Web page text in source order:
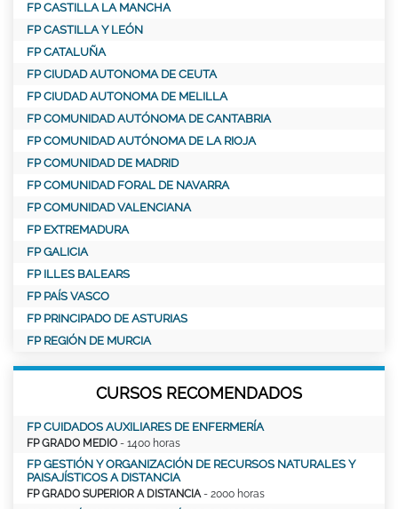
FP CASTILLA LA MANCHA
FP CASTILLA Y LEÓN
FP CATALUÑA
FP CIUDAD AUTONOMA DE CEUTA
FP CIUDAD AUTONOMA DE MELILLA
FP COMUNIDAD AUTÓNOMA DE CANTABRIA
FP COMUNIDAD AUTÓNOMA DE LA RIOJA
FP COMUNIDAD DE MADRID
FP COMUNIDAD FORAL DE NAVARRA
FP COMUNIDAD VALENCIANA
FP EXTREMADURA
FP GALICIA
FP ILLES BALEARS
FP PAÍS VASCO
FP PRINCIPADO DE ASTURIAS
FP REGIÓN DE MURCIA
CURSOS RECOMENDADOS
FP CUIDADOS AUXILIARES DE ENFERMERÍA
FP GRADO MEDIO - 1400 horas
FP GESTIÓN Y ORGANIZACIÓN DE RECURSOS NATURALES Y
PAISAJÍSTICOS A DISTANCIA
FP GRADO SUPERIOR A DISTANCIA- 2000 horas